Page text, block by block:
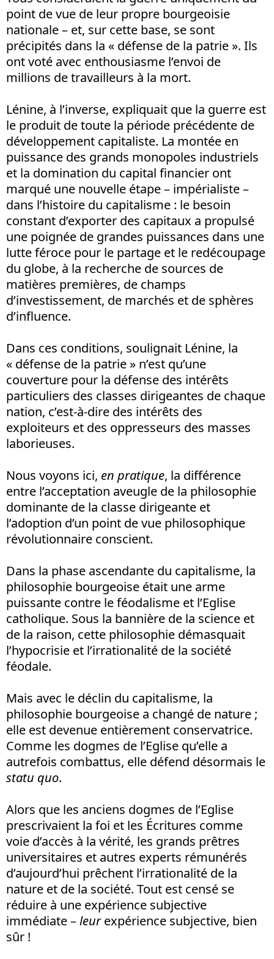
point de vue de leur propre bourgeoisie
nationale – et, sur cette base, se sont
précipités dans la « défense de la patrie ». Ils
ont voté avec enthousiasme l’envoi de
millions de travailleurs à la mort.
Lénine, à l’inverse, expliquait que la guerre est
le produit de toute la période précédente de
développement capitaliste. La montée en
puissance des grands monopoles industriels
et la domination du capital financier ont
marqué une nouvelle étape – impérialiste –
dans l’histoire du capitalisme : le besoin
constant d’exporter des capitaux a propulsé
une poignée de grandes puissances dans une
lutte féroce pour le partage et le redécoupage
du globe, à la recherche de sources de
matières premières, de champs
d’investissement, de marchés et de sphères
d’influence.
Dans ces conditions, soulignait Lénine, la
« défense de la patrie » n’est qu’une
couverture pour la défense des intérêts
particuliers des classes dirigeantes de chaque
nation, c’est-à-dire des intérêts des
exploiteurs et des oppresseurs des masses
laborieuses.
Nous voyons ici, en pratique, la différence
entre l’acceptation aveugle de la philosophie
dominante de la classe dirigeante et
l’adoption d’un point de vue philosophique
révolutionnaire conscient.
Dans la phase ascendante du capitalisme, la
philosophie bourgeoise était une arme
puissante contre le féodalisme et l’Eglise
catholique. Sous la bannière de la science et
de la raison, cette philosophie démasquait
l’hypocrisie et l’irrationalité de la société
féodale.
Mais avec le déclin du capitalisme, la
philosophie bourgeoise a changé de nature ;
elle est devenue entièrement conservatrice.
Comme les dogmes de l’Eglise qu’elle a
autrefois combattus, elle défend désormais le
statu quo.
Alors que les anciens dogmes de l’Eglise
prescrivaient la foi et les Écritures comme
voie d’accès à la vérité, les grands prêtres
universitaires et autres experts rémunérés
d’aujourd’hui prêchent l’irrationalité de la
nature et de la société. Tout est censé se
réduire à une expérience subjective
immédiate –leurexpérience subjective, bien
sûr !